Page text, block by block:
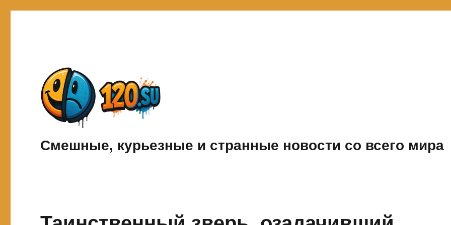
Смешные, курьезные и странные новости со всего мира